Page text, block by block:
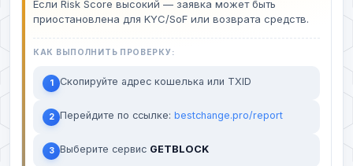
Если Risk Score высокий — заявка может быть
приостановлена для KYC/SoF или возврата средств.
КАК ВЫПОЛНИТЬ ПРОВЕРКУ:
1 Скопируйте адрес кошелька или TXID
2 Перейдите по ссылке: bestchange.pro/report
3 Выберите сервис GETBLOCK